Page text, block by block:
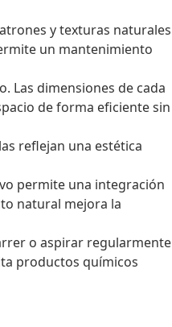
y texturas naturales
un mantenimiento
Las dimensiones de cada
de forma eficiente sin
reflejan una estética
permite una integración
natural mejora la
o aspirar regularmente
productos químicos